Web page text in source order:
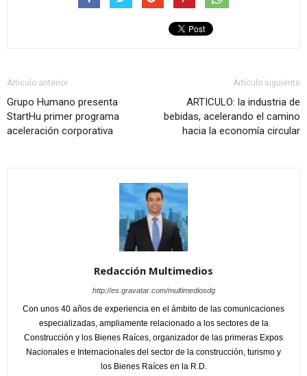
Artículo anterior
Grupo Humano presenta
StartHu primer programa
aceleración corporativa
Artículo siguiente
ARTICULO: la industria de
bebidas, acelerando el camino
hacia la economía circular
Redacción Multimedios
http://es.gravatar.com/multimediosdg
Con unos 40 años de experiencia en el ámbito de las comunicaciones
especializadas, ampliamente relacionado a los sectores de la
Construcción y los Bienes Raíces, organizador de las primeras Expos
Nacionales e Internacionales del sector de la construcción, turismo y
los Bienes Raíces en la R.D.